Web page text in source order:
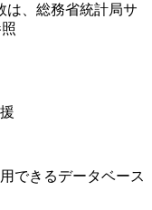
は、総務省統計局サ
できるデータベース